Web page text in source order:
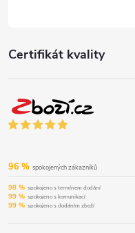
Certifikát kvality
96 % spokojených zákazníků
98 % spokojeno s termínem dodání
99 % spokojeno s komunikací
99 % spokojeno s dodáním zboží